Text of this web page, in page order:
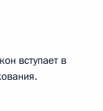
вступает в